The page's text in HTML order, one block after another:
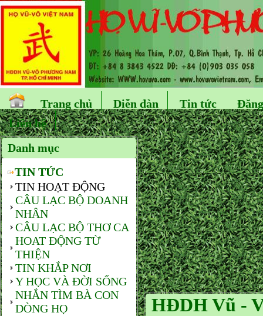
Trang chủ Diễn đàn Tin tức
Liên hệ
Danh mục
TIN TỨC
TIN HOẠT ĐỘNG
CÂU LẠC BỘ DOANH
NHÂN
CÂU LẠC BỘ THƠ CA
HOAT ĐỘNG TỪ
THIỆN
TIN KHẮP NƠI
Y HỌC VÀ ĐỜI SỐNG
NHẮN TÌM BÀ CON
DÒNG HỌ
HĐDH Vũ -